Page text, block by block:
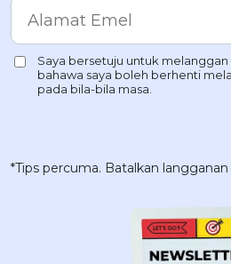
*Tips percuma. Batalkan langganan